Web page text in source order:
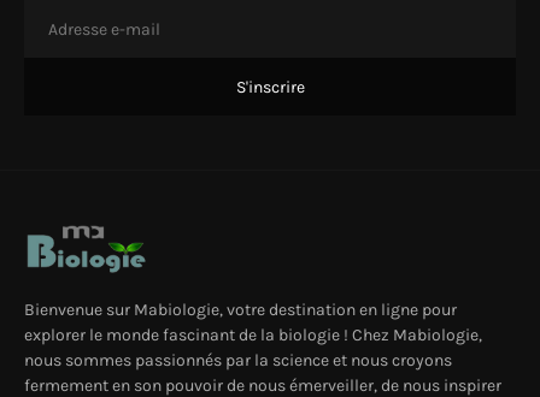
Bienvenue sur Mabiologie, votre destination en ligne pour
explorer le monde fascinant de la biologie ! Chez Mabiologie,
nous sommes passionnés par la science et nous croyons
fermement en son pouvoir de nous émerveiller, de nous inspirer